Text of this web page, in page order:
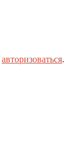
авторизоваться.